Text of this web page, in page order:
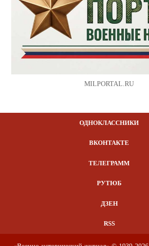
MILPORTAL.RU
ОДНОКЛАССНИКИ
ВКОНТАКТЕ
ТЕЛЕГРАММ
РУТЮБ
ДЗЕН
RSS